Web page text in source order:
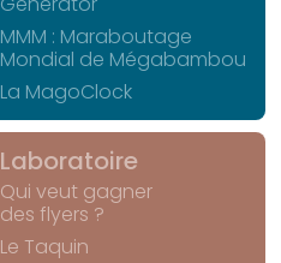
MMM : Maraboutage
Mondial de Mégabambou
La MagoClock
Laboratoire
Qui veut gagner
des flyers ?
Le Taquin